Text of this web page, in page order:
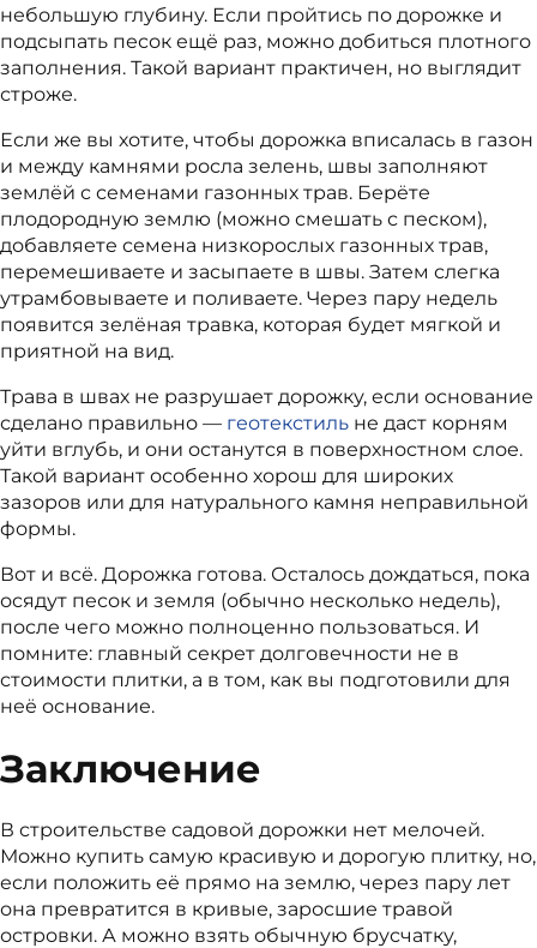
небольшую глубину. Если пройтись по дорожке и
подсыпать песок ещё раз, можно добиться плотного
заполнения. Такой вариант практичен, но выглядит
строже.
Если же вы хотите, чтобы дорожка вписалась в газон
и между камнями росла зелень, швы заполняют
землёй с семенами газонных трав. Берёте
плодородную землю (можно смешать с песком),
добавляете семена низкорослых газонных трав,
перемешиваете и засыпаете в швы. Затем слегка
утрамбовываете и поливаете. Через пару недель
появится зелёная травка, которая будет мягкой и
приятной на вид.
Трава в швах не разрушает дорожку, если основание
сделано правильно — геотекстиль не даст корням
уйти вглубь, и они останутся в поверхностном слое.
Такой вариант особенно хорош для широких
зазоров или для натурального камня неправильной
формы.
Вот и всё. Дорожка готова. Осталось дождаться, пока
осядут песок и земля (обычно несколько недель),
после чего можно полноценно пользоваться. И
помните: главный секрет долговечности не в
стоимости плитки, а в том, как вы подготовили для
неё основание.
Заключение
В строительстве садовой дорожки нет мелочей.
Можно купить самую красивую и дорогую плитку, но,
если положить её прямо на землю, через пару лет
она превратится в кривые, заросшие травой
островки. А можно взять обычную брусчатку,